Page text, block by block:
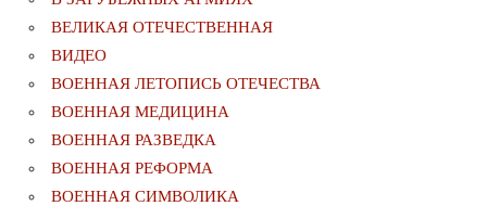
ВЕЛИКАЯ ОТЕЧЕСТВЕННАЯ
ВИДЕО
ВОЕННАЯ ЛЕТОПИСЬ ОТЕЧЕСТВА
ВОЕННАЯ МЕДИЦИНА
ВОЕННАЯ РАЗВЕДКА
ВОЕННАЯ РЕФОРМА
ВОЕННАЯ СИМВОЛИКА